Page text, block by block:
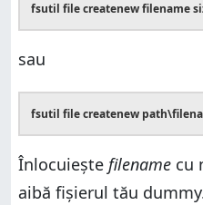
fsutil file createnew filename
sau
fsutil file createnew
Înlocuiește filename cu
aibă fișierul tău